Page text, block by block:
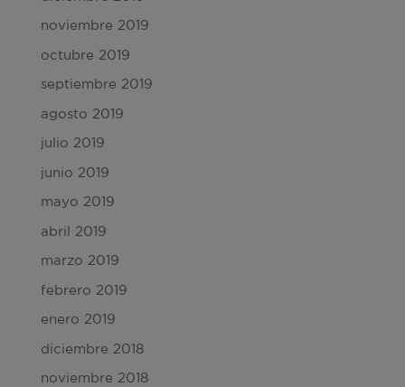
noviembre 2019
octubre 2019
septiembre 2019
agosto 2019
julio 2019
junio 2019
mayo 2019
abril 2019
marzo 2019
febrero 2019
enero 2019
diciembre 2018
noviembre 2018